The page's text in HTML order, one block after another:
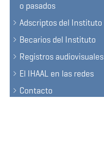
o pasados
Adscriptos del Instituto
Becarios del Instituto
Registros audiovisuales
El IHAAL en las redes
Contacto